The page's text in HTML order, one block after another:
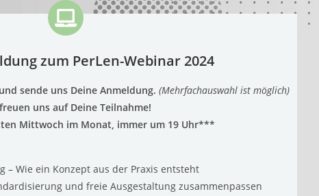
zum PerLen-Webinar 2024
sende uns Deine Anmeldung. (Mehrfachauswahl ist möglich)
uns auf Deine Teilnahme!
Mittwoch im Monat, immer um 19 Uhr***
– Wie ein Konzept aus der Praxis entsteht
und freie Ausgestaltung zusammenpassen